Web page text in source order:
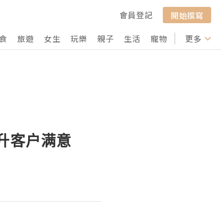
會員登記
開始撰寫
旅遊 女生 玩樂 親子 生活 寵物 行山 打卡
更多
客户满意